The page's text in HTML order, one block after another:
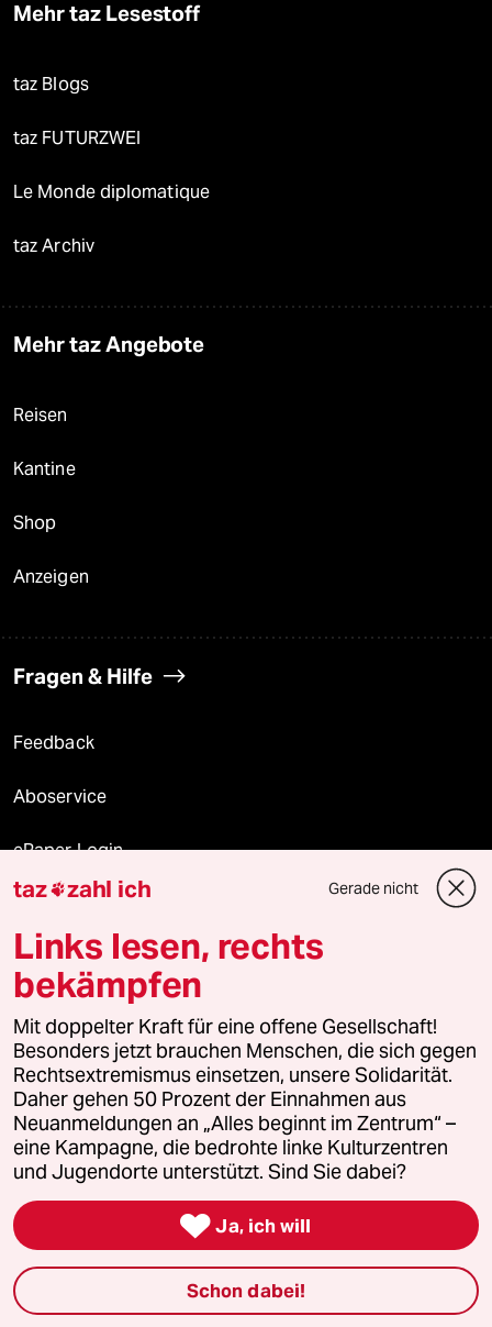
Mehr taz Lesestoff
taz Blogs
taz FUTURZWEI
Le Monde diplomatique
taz Archiv
Mehr taz Angebote
Reisen
Kantine
Shop
Anzeigen
Fragen & Hilfe
Feedback
Aboservice
ePaper Login
Downloads für Abonnierende
© 2026 taz Verlags und Vertriebs GmbH
Alle Rechte vorbehalten. Bei rechtlichen Fragen oder für Genehmigungen
wenden Sie sich bitte an
lizenzen@taz.de
Feedback Redaktionsstatut Kommune-Richtlinien
Leitlinie Informant Datenschutz Impressum AGB
Seitenwende Einwilligungen widerrufen (Ads)
taz zahl ich Gerade nicht
Links lesen, rechts
bekämpfen
Mit doppelter Kraft für eine offene Gesellschaft!
Besonders jetzt brauchen Menschen, die sich gegen
Rechtsextremismus einsetzen, unsere Solidarität.
Daher gehen 50 Prozent der Einnahmen aus
Neuanmeldungen an „Alles beginnt im Zentrum“ –
eine Kampagne, die bedrohte linke Kulturzentren
und Jugendorte unterstützt. Sind Sie dabei?
 Ja, ich will
Schon dabei!